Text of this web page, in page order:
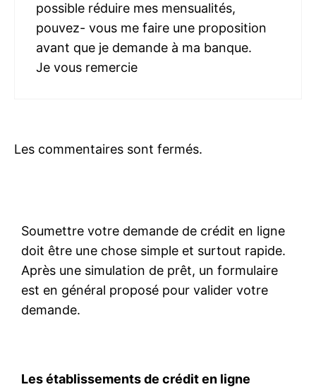
possible réduire mes mensualités,
pouvez- vous me faire une proposition
avant que je demande à ma banque.
Je vous remercie
Les commentaires sont fermés.
Soumettre votre demande de crédit en ligne
doit être une chose simple et surtout rapide.
Après une simulation de prêt, un formulaire
est en général proposé pour valider votre
demande.
Les établissements de crédit en ligne